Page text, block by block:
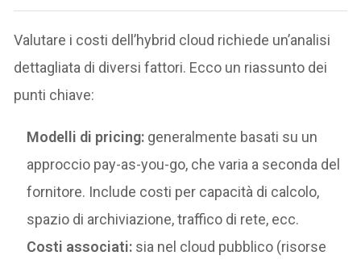
Valutare i costi dell’hybrid cloud richiede un’analisi
dettagliata di diversi fattori. Ecco un riassunto dei
punti chiave:
Modelli di pricing: generalmente basati su un
approccio pay-as-you-go, che varia a seconda del
fornitore. Include costi per capacità di calcolo,
spazio di archiviazione, traffico di rete, ecc.
Costi associati: sia nel cloud pubblico (risorse